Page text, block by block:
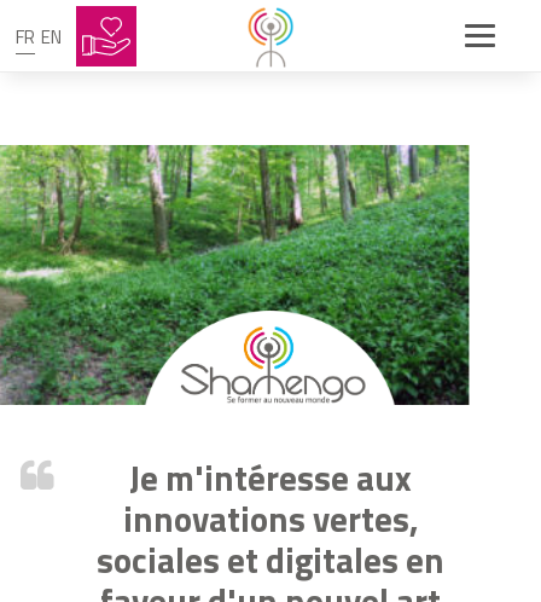
FR EN
Je m'intéresse aux
innovations vertes,
sociales et digitales en